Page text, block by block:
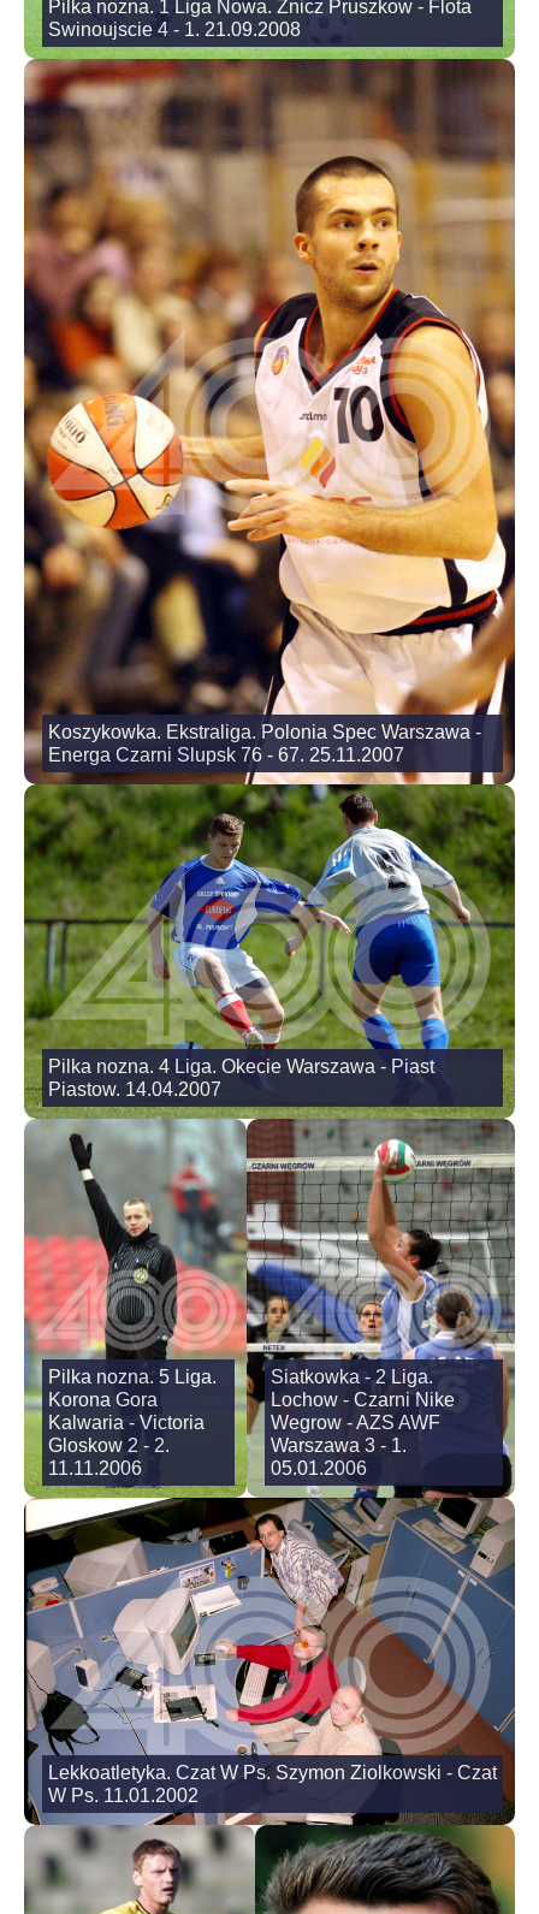
Pilka nozna. 1 Liga Nowa. Znicz Pruszkow - Flota
Swinoujscie 4 - 1. 21.09.2008
Koszykowka. Ekstraliga. Polonia Spec Warszawa -
Energa Czarni Slupsk 76 - 67. 25.11.2007
Pilka nozna. 4 Liga. Okecie Warszawa - Piast
Piastow. 14.04.2007
Pilka nozna. 5 Liga.
Korona Gora
Kalwaria - Victoria
Gloskow 2 - 2.
11.11.2006
Siatkowka - 2 Liga.
Lochow - Czarni Nike
Wegrow - AZS AWF
Warszawa 3 - 1.
05.01.2006
Lekkoatletyka. Czat W Ps. Szymon Ziolkowski - Czat
W Ps. 11.01.2002